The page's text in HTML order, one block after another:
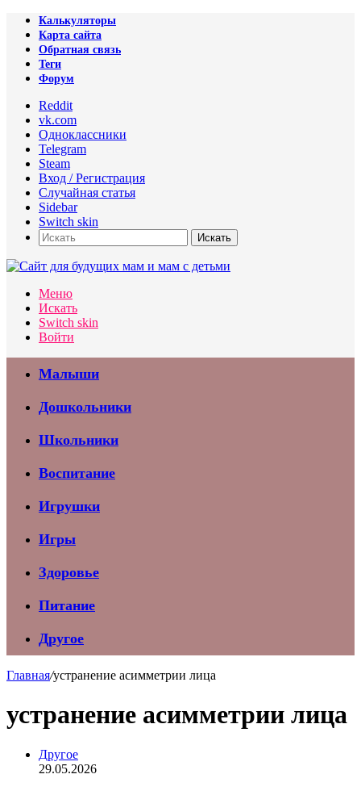
Калькуляторы
Карта сайта
Обратная связь
Теги
Форум
Reddit
vk.com
Одноклассники
Telegram
Steam
Вход / Регистрация
Случайная статья
Sidebar
Switch skin
Искать
Меню
Искать
Switch skin
Войти
Малыши
Дошкольники
Школьники
Воспитание
Игрушки
Игры
Здоровье
Питание
Другое
Главная/устранение асимметрии лица
устранение асимметрии лица
Другое
29.05.2026